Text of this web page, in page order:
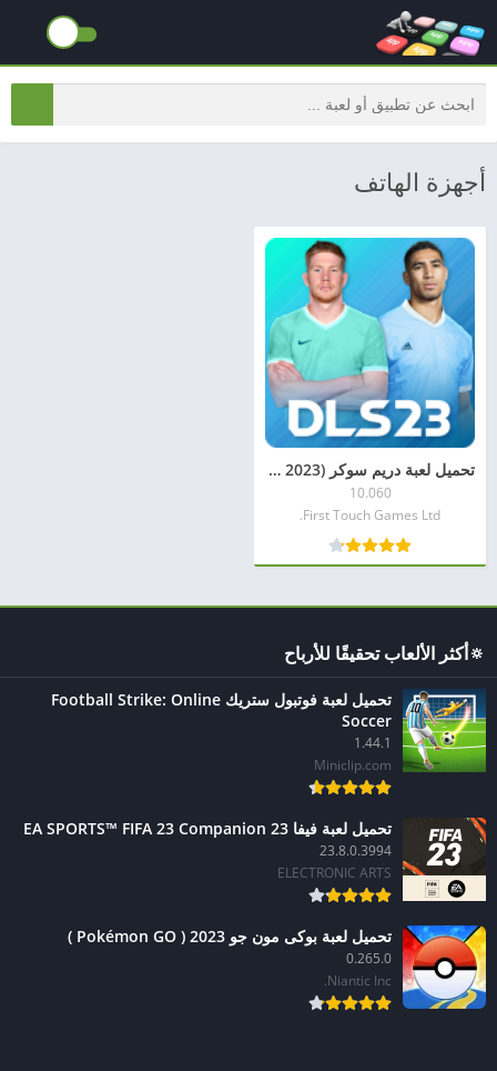
أجهزة الهاتف
تحميل لعبة دريم سوكر (Dream League Soccer 2023)
10.060
First Touch Games Ltd.
🔅أكثر الألعاب تحقيقًا للأرباح
تحميل لعبة فوتبول ستريك Football Strike: Online
Soccer
1.44.1
Miniclip.com
تحميل لعبة فيفا 23 EA SPORTS™ FIFA 23 Companion
23.8.0.3994
ELECTRONIC ARTS
تحميل لعبة بوكى مون جو 2023 ( Pokémon GO )
0.265.0
Niantic Inc.